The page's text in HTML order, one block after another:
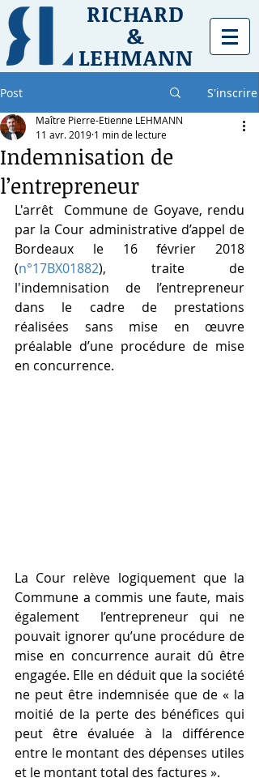
RICHARD
&
LEHMANN
Post S'inscrire
Indemnisation de
l’entrepreneur
Maître Pierre-Etienne LEHMANN
11 avr. 2019 1 min de lecture
L'arrêt  Commune de Goyave, rendu
par la Cour administrative d’appel de
Bordeaux le 16 février 2018
(n°17BX01882), traite de
l'indemnisation de l’entrepreneur
dans le cadre de prestations
réalisées sans mise en œuvre
préalable d’une procédure de mise
en concurrence.
La Cour relève logiquement que la
Commune a commis une faute, mais
également  l’entrepreneur qui ne
pouvait ignorer qu’une procédure de
mise en concurrence aurait dû être
engagée. Elle en déduit que la société
ne peut être indemnisée que de « la
moitié de la perte des bénéfices qui
peut être évaluée à la différence
entre le montant des dépenses utiles
et le montant total des factures ».